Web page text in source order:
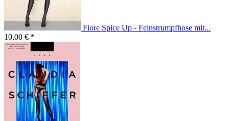
Fiore Spice Up - Feinstrumpfhose mit...
10,00 € *